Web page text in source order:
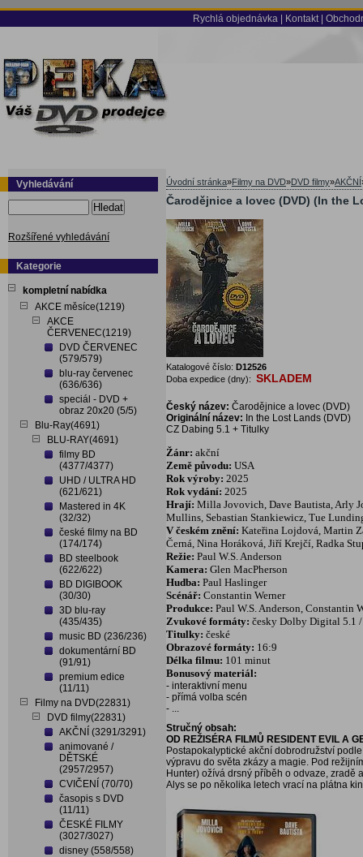
Rychlá objednávka Kontakt
Vyhledávání
Hledat
Rozšířené vyhledávání
Kategorie
kompletní nabídka
AKCE měsíce(1219)
AKCE
ČERVENEC(1219)
DVD ČERVENEC
(579/579)
blu-ray červenec
(636/636)
speciál - DVD +
obraz 20x20 (5/5)
Blu-Ray(4691)
BLU-RAY(4691)
filmy BD
(4377/4377)
UHD / ULTRA HD
(621/621)
Mastered in 4K
(32/32)
české filmy na BD
(174/174)
BD steelbook
(622/622)
BD DIGIBOOK
(30/30)
3D blu-ray
(435/435)
music BD (236/236)
dokumentární BD
(91/91)
premium edice
(11/11)
Filmy na DVD(22831)
DVD filmy(22831)
AKČNÍ (3291/3291)
animované /
DĚTSKÉ
(2957/2957)
CVIČENÍ (70/70)
časopis s DVD
(11/11)
ČESKÉ FILMY
(3027/3027)
disney (558/558)
Úvodní stránka»Filmy na DVD»DVD filmy»AKČNÍ
Čarodějnice a lovec (DVD) (In the
Katalogové číslo: D12526
Doba expedice (dny): SKLADEM
Český název: Čarodějnice a lovec (DVD)
Originální název: In the Lost Lands (DVD)
CZ Dabing 5.1 + Titulky
Žánr: akční
Země původu: USA
Rok výroby: 2025
Rok vydání: 2025
Hrají: Milla Jovovich, Dave Bautista, Arly
Mullins, Sebastian Stankiewicz, Tue
V českém znění: Kateřina Lojdová, Martin
Černá, Nina Horáková, Jiří Krejčí, Radka
Režie: Paul W.S. Anderson
Kamera: Glen MacPherson
Hudba: Paul Haslinger
Scénář: Constantin Werner
Produkce: Paul W.S. Anderson, Constantin
Zvukové formáty: česky Dolby Digital 5.1
Titulky: české
Obrazové formáty: 16:9
Délka filmu: 101 minut
Bonusový materiál:
- interaktivní menu
- přímá volba scén
- ...
Stručný obsah:
OD REŽISÉRA FILMŮ RESIDENT EVIL A
Postapokalyptické akční dobrodružství
výpravu do světa zkázy a magie. Pod
Hunter) ožívá drsný příběh o odvaze, zradě
Alys se po několika letech vrací na plátna